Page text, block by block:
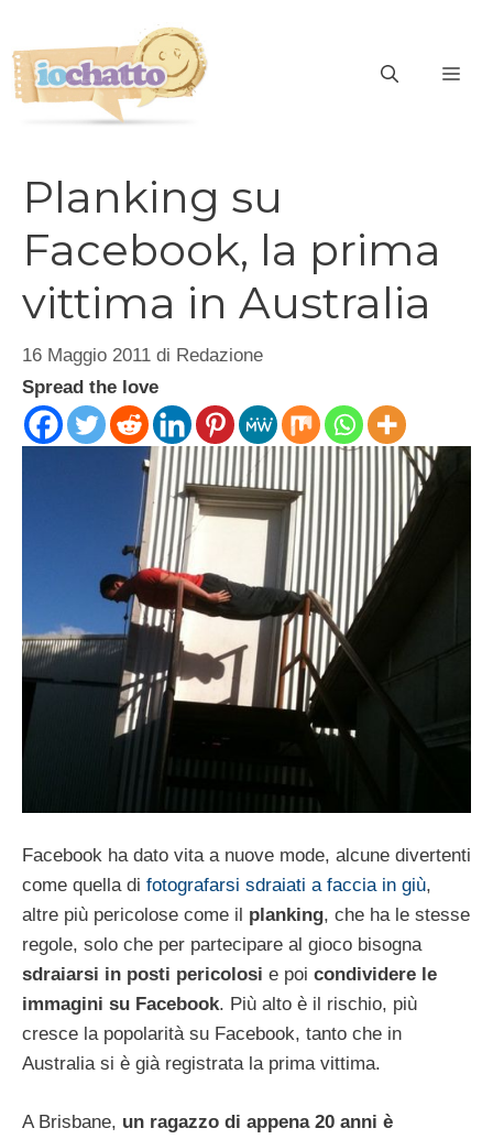
contenuto
Planking su
Facebook, la prima
vittima in Australia
16 Maggio 2011 di Redazione
Spread the love
Facebook ha dato vita a nuove mode, alcune divertenti
come quella di fotografarsi sdraiati a faccia in giù,
altre più pericolose come il planking, che ha le stesse
regole, solo che per partecipare al gioco bisogna
sdraiarsi in posti pericolosi e poi condividere le
immagini su Facebook. Più alto è il rischio, più
cresce la popolarità su Facebook, tanto che in
Australia si è già registrata la prima vittima.
A Brisbane, un ragazzo di appena 20 anni è